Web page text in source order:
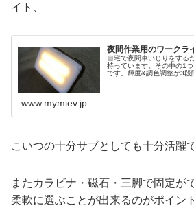
イト、
夜間作業用のワークラ
自宅で夜間車いじりをする
持っています。その中の1
です。輝度&調色調整が3段
www.mymiev.jp
こいつの十分サブとしても十分活躍
またカラビナ・磁石・三脚で固定が
柔軟に選ぶことが出来るのがポイン